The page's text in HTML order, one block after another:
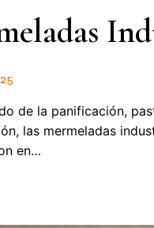
de la panificación,
las mermeladas
en…